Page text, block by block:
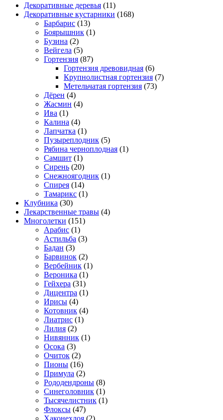
Декоративные деревья (11)
Декоративные кустарники (168)
Барбарис (13)
Боярышник (1)
Бузина (2)
Вейгела (5)
Гортензия (87)
Гортензия древовидная (6)
Крупнолистная гортензия (7)
Метельчатая гортензия (73)
Дёрен (4)
Жасмин (4)
Ива (1)
Калина (4)
Лапчатка (1)
Пузыреплодник (5)
Рябина черноплодная (1)
Самшит (1)
Сирень (20)
Снежноягодник (1)
Спирея (14)
Тамарикс (1)
Клубника (30)
Лекарственные травы (4)
Многолетки (151)
Арабис (1)
Астильба (3)
Бадан (3)
Барвинок (2)
Вербейник (1)
Вероника (1)
Гейхера (31)
Дицентра (1)
Ирисы (4)
Котовник (4)
Лиатрис (1)
Лилия (2)
Нивянник (1)
Осока (3)
Очиток (2)
Пионы (16)
Примула (2)
Рододендроны (8)
Синеголовник (1)
Тысячелистник (1)
Флоксы (47)
Хаконехлоя (2)